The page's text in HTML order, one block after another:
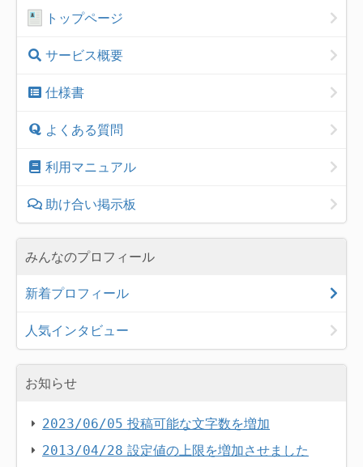
トップページ
サービス概要
仕様書
よくある質問
利用マニュアル
助け合い掲示板
みんなのプロフィール
新着プロフィール
人気インタビュー
お知らせ
2023/06/05 投稿可能な文字数を増加
2013/04/28 設定値の上限を増加させました